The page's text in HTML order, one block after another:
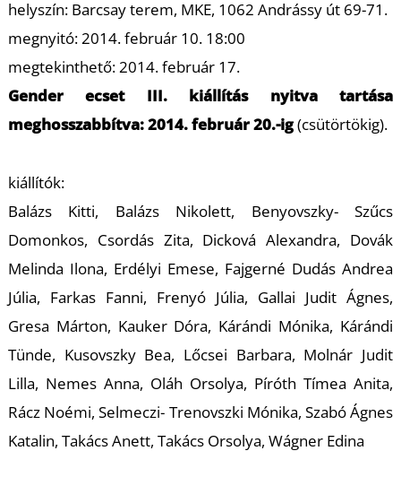
helyszín: Barcsay terem, MKE, 1062 Andrássy út 69-71.
megnyitó: 2014. február 10. 18:00
megtekinthető: 2014. február 17.
Genderecset III. kiállítás nyitva tartása
meghosszabbítva: 2014. február 20.-ig(csütörtökig).
kiállítók:
Balázs Kitti, Balázs Nikolett, Benyovszky- Szűcs
Domonkos, Csordás Zita, Dicková Alexandra, Dovák
Melinda Ilona, Erdélyi Emese, Fajgerné Dudás Andrea
Júlia, Farkas Fanni, Frenyó Júlia, Gallai Judit Ágnes,
Gresa Márton, Kauker Dóra, Kárándi Mónika, Kárándi
Tünde, Kusovszky Bea, Lőcsei Barbara, Molnár Judit
Lilla, Nemes Anna, Oláh Orsolya, Píróth Tímea Anita,
Rácz Noémi, Selmeczi- Trenovszki Mónika, Szabó Ágnes
Katalin, Takács Anett, Takács Orsolya, Wágner Edina